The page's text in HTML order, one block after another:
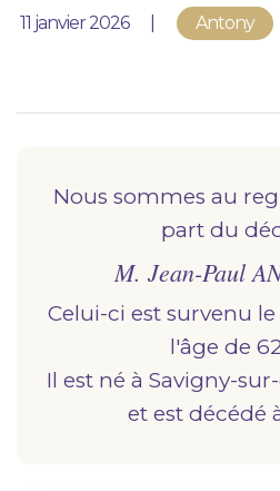
Nous vous accompagnons.
Nos produits en marbrerie
marbrerie pour
défunt. Découvrez nos
Demander un devis
Publié le
11 janvier 2026 Antony
Nous sommes au
part du
M. Jean-Paul
Celui-ci est survenu le
l'âge de
Il est né à
savigny-
et est décédé